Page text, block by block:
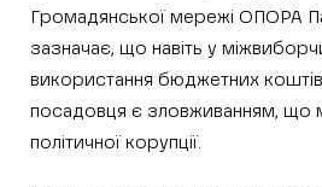
Громадянської мережі ОПОРА
зазначає, що навіть у
використання бюджетних
посадовця є зловживанням, що
політичної корупції.